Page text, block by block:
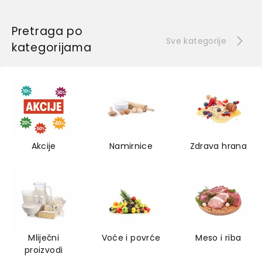
Pretraga po
kategorijama
Sve kategorije
Akcije Namirnice Zdrava hrana
Mliječni
proizvodi
Voće i povrće Meso i riba